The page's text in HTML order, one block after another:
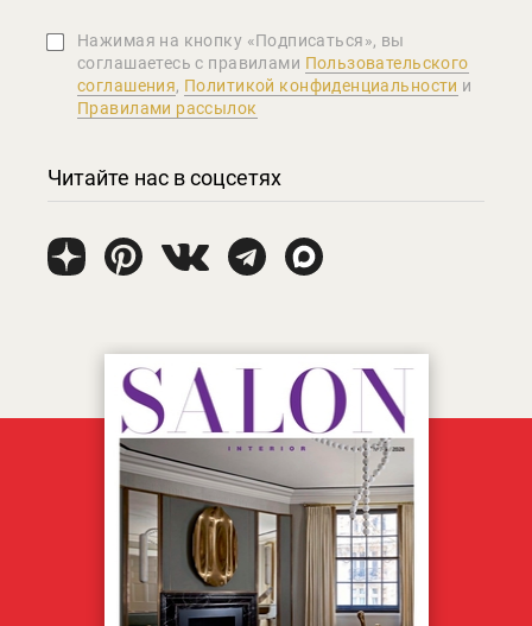
Нажимая на кнопку «Подписаться», вы
соглашаетеcь с правилами Пользовательского
соглашения, Политикой конфиденциальности и
Правилами рассылок
Читайте нас в соцсетях